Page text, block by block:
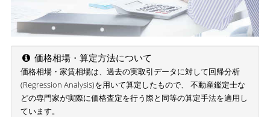
価格相場・算定方法について
価格相場・家賃相場は、過去の実取引データに対して回帰分析
(Regression Analysis)を用いて算定したもので、 不動産鑑定士な
どの専門家が実際に価格査定を行う際と同等の算定手法を適用し
ています。